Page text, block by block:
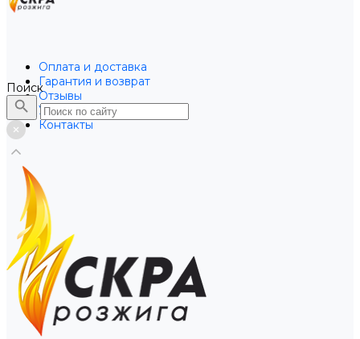
Оплата и доставка
Гарантия и возврат
Отзывы
Услуги
Контакты
Поиск